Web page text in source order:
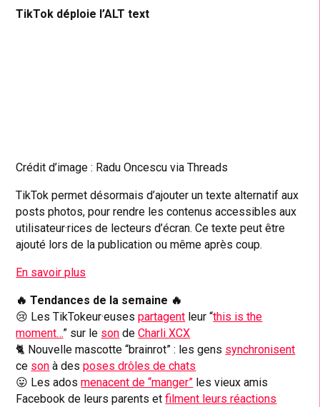
TikTok déploie l’ALT text
Crédit d’image : Radu Oncescu via Threads
TikTok permet désormais d’ajouter un texte alternatif aux
posts photos, pour rendre les contenus accessibles aux
utilisateur·rices de lecteurs d’écran. Ce texte peut être
ajouté lors de la publication ou même après coup.
En savoir plus
🔥 Tendances de la semaine 🔥
😢 Les TikTokeur·eusespartagent leur “this is the
moment…” sur le son deCharli XCX
🐈 Nouvelle mascotte “brainrot” : les gens synchronisent
ce son à desposes drôles de chats
😛 Les adosmenacent de “manger” les vieux amis
Facebook de leurs parents etfilment leurs réactions